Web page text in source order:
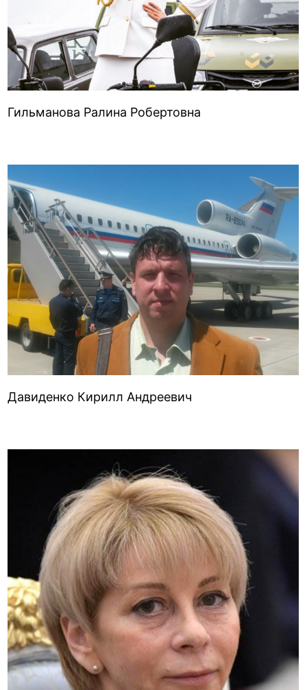
Гильманова Ралина Робертовна
Давиденко Кирилл Андреевич